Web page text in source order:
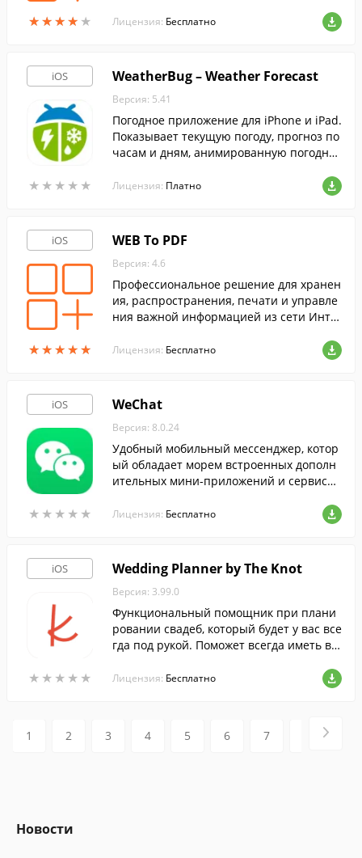
★★★★ ★
★★★★ ★ Лицензия: Бесплатно
iOS
★ ★ ★ ★ ★
★ ★ ★ ★ ★
WeatherBug – Weather Forecast
Версия: 5.41
Погодное приложение для iPhone и iPad.
Показывает текущую погоду, прогноз по
часам и дням, анимированную погодну
Лицензия: Платно
iOS
★★★★★
★★★★★
WEB To PDF
Версия: 4.6
Профессиональное решение для хранен
ия, распространения, печати и управле
ния важной информацией из сети Инте
Лицензия: Бесплатно
iOS
★ ★ ★ ★ ★
★ ★ ★ ★ ★
WeChat
Версия: 8.0.24
Удобный мобильный мессенджер, котор
ый обладает морем встроенных дополн
ительных мини-приложений и сервисов
Лицензия: Бесплатно
iOS
★ ★ ★ ★ ★
★ ★ ★ ★ ★
Wedding Planner by The Knot
Версия: 3.99.0
Функциональный помощник при плани
ровании свадеб, который будет у вас все
гда под рукой. Поможет всегда иметь вс
мет с ваших плеч часть забот.
Лицензия: Бесплатно
1 2 3 4 5 6 7
Новости